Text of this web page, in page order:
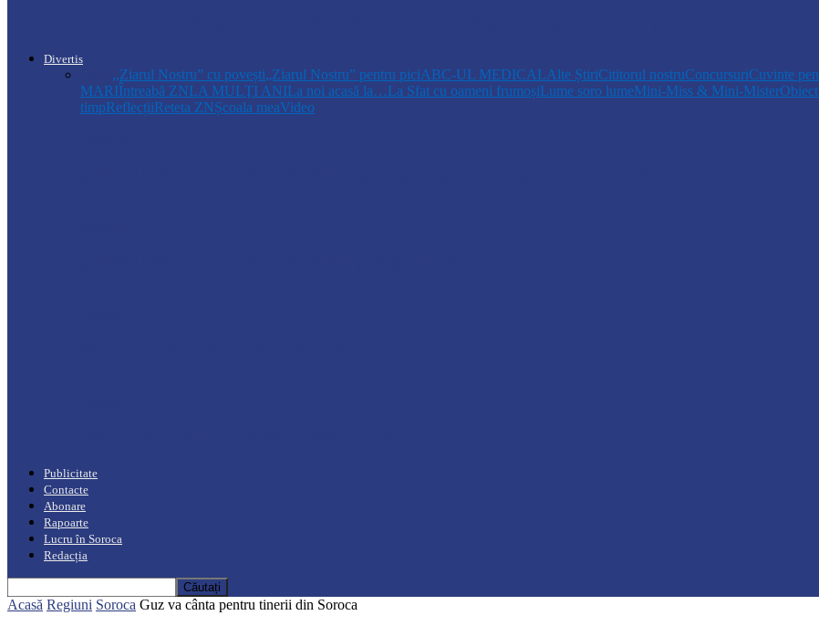
Divertis
,,Ziarul Nostru” cu povești„Ziarul Nostru” pentru piciABC-UL MEDICALAlte ȘtiriCititorul nostruConcursuriCuvinte
MARIÎntreabă ZNLA MULŢI ANILa noi acasă la…La Sfat cu oameni frumoșiLume soro lumeMini-Miss & Mini-Mister
timpReflecțiiReteta ZNȘcoala meaVideo
Publicitate
Contacte
Abonare
Rapoarte
Lucru în Soroca
Redacția
Acasă Regiuni Soroca Guz va cânta pentru tinerii din Soroca